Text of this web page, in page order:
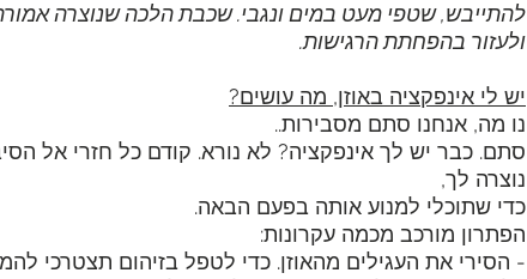
להתייבש, שטפי מעט במים ונגבי. שכבת הלכה שנוצרה אמורה
ולעזור בהפחתת הרגישות.
יש לי אינפקציה באוזן, מה עושים?
נו מה, אנחנו סתם מסבירות..
סתם. כבר יש לך אינפקציה? לא נורא. קודם כל חזרי אל
נוצרה לך,
כדי שתוכלי למנוע אותה בפעם הבאה.
הפתרון מורכב מכמה עקרונות:
- הסירי את העגילים מהאוזן. כדי לטפל בזיהום תצטרכי